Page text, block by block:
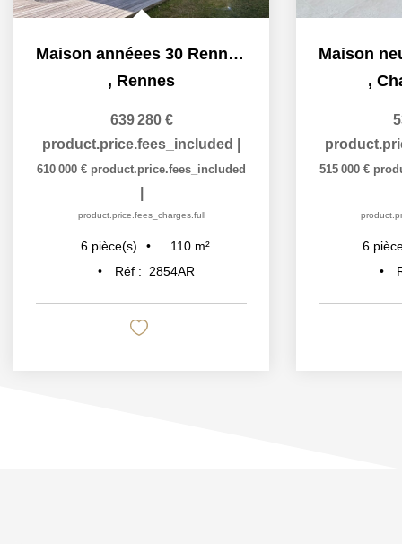
Maison annéees 30 Rennes 6 pièces 110 m2 - 132m2 au sol
, Rennes
639 280 €
product.price.fees_included
610 000 € product.price.fees_included
product.price.fees_charges.full
6 pièce(s) 110 m²
Réf :
2854AR
,
515 000 €
6